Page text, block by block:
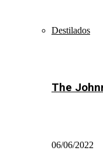
Destilados
The
06/06/2022